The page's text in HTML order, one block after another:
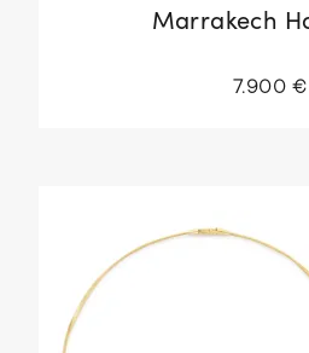
Marrakech
7.900 €